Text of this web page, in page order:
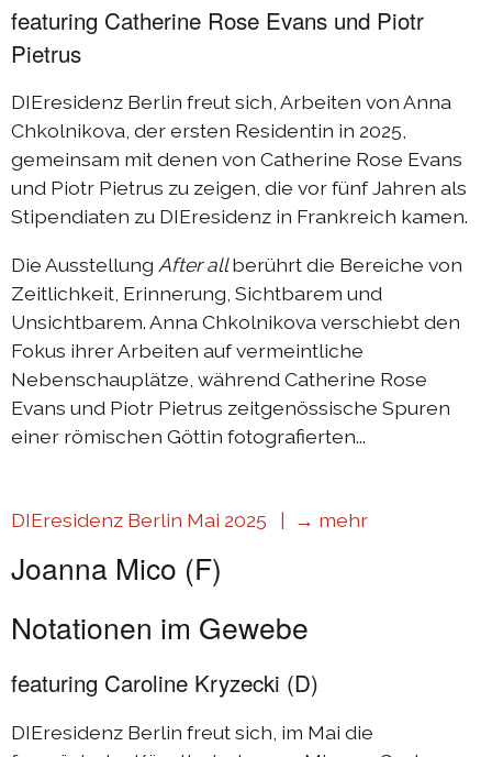
featuring Catherine Rose Evans und Piotr
Pietrus
DIEresidenz Berlin freut sich, Arbeiten von Anna
Chkolnikova, der ersten Residentin in 2025,
gemeinsam mit denen von Catherine Rose Evans
und Piotr Pietrus zu zeigen, die vor fünf Jahren als
Stipendiaten zu DIEresidenz in Frankreich kamen.
Die Ausstellung After allberührt die Bereiche von
Zeitlichkeit, Erinnerung, Sichtbarem und
Unsichtbarem. Anna Chkolnikova verschiebt den
Fokus ihrer Arbeiten auf vermeintliche
Nebenschauplätze, während Catherine Rose
Evans und Piotr Pietrus zeitgenössische Spuren
einer römischen Göttin fotografierten...
DIEresidenz Berlin Mai 2025 | → mehr
Joanna Mico (F)
Notationen im Gewebe
featuring Caroline Kryzecki (D)
DIEresidenz Berlin freut sich, im Mai die